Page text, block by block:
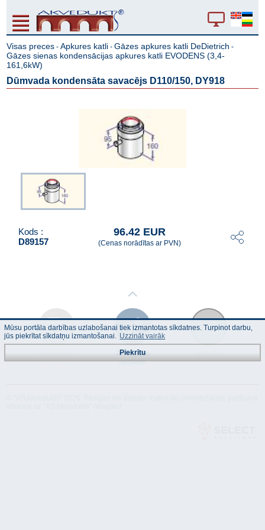
Visas preces -Apkures katli -Gāzes apkures katli DeDietrich -
Gāzes sienas kondensācijas apkures katli EVODENS (3,4-
161,6kW)
Dūmvada kondensāta savacējs D110/150, DY918
Kods :
D89157
96.42 EUR
(Cenas norādītas ar PVN)
instrukcija
Tehniskais
apraksts
Mūsu portāla darbības uzlabošanai tiek izmantotas sīkdatnes. Turpinot darbu,
jūs piekrītat sīkdatņu izmantošanai. Uzzināt vairāk
Piekrītu